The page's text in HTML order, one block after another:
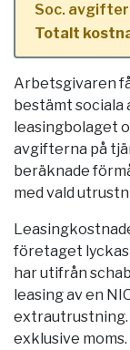
Soc. avgifter
Totalt
Arbetsgivaren
bestämt sociala
leasingbolaget
avgifterna på
beräknade
med vald
företaget lyckas
har utifrån
leasing av en
extrautrustning.
exklusive